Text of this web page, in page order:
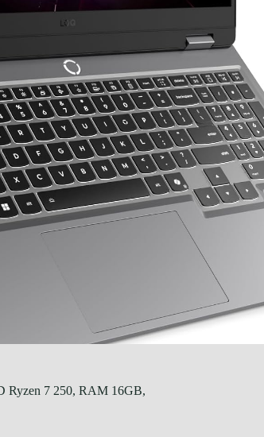
Ryzen 7 250, RAM 16GB,